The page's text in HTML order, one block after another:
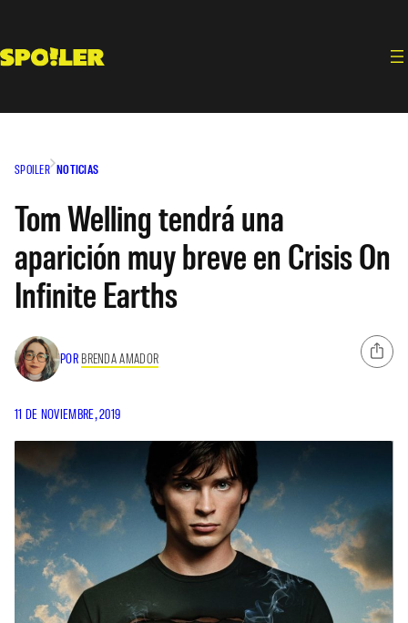
contenido
SPOILER NOTICIAS
Tom Welling tendrá una
aparición muy breve en Crisis On
Infinite Earths
POR BRENDA AMADOR
11 DE NOVIEMBRE, 2019